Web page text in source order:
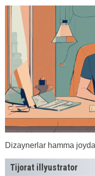
Dizaynerlar hamma
Tijorat illyustrator